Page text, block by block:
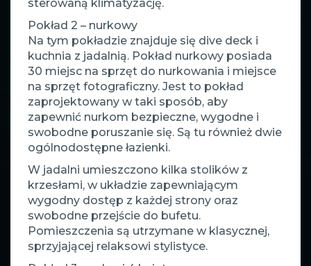
sterowaną klimatyzację.
Pokład 2 – nurkowy
Na tym pokładzie znajduje się dive deck i
kuchnia z jadalnią. Pokład nurkowy posiada
30 miejsc na sprzęt do nurkowania i miejsce
na sprzęt fotograficzny. Jest to pokład
zaprojektowany w taki sposób, aby
zapewnić nurkom bezpieczne, wygodne i
swobodne poruszanie się. Są tu również dwie
ogólnodostępne łazienki.
W jadalni umieszczono kilka stolików z
krzesłami, w układzie zapewniającym
wygodny dostęp z każdej strony oraz
swobodne przejście do bufetu.
Pomieszczenia są utrzymane w klasycznej,
sprzyjającej relaksowi stylistyce.